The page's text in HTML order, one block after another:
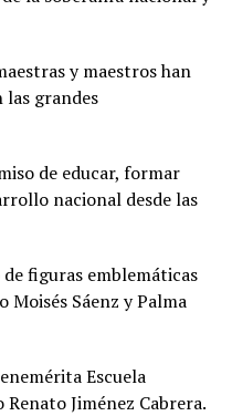
y maestros han
las grandes
de educar, formar
nacional desde las
figuras emblemáticas
Moisés Sáenz y Palma
Escuela
Jiménez Cabrera.